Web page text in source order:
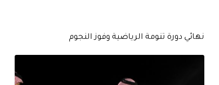
نهائي دورة تنومة الرياضية وفوز النجوم